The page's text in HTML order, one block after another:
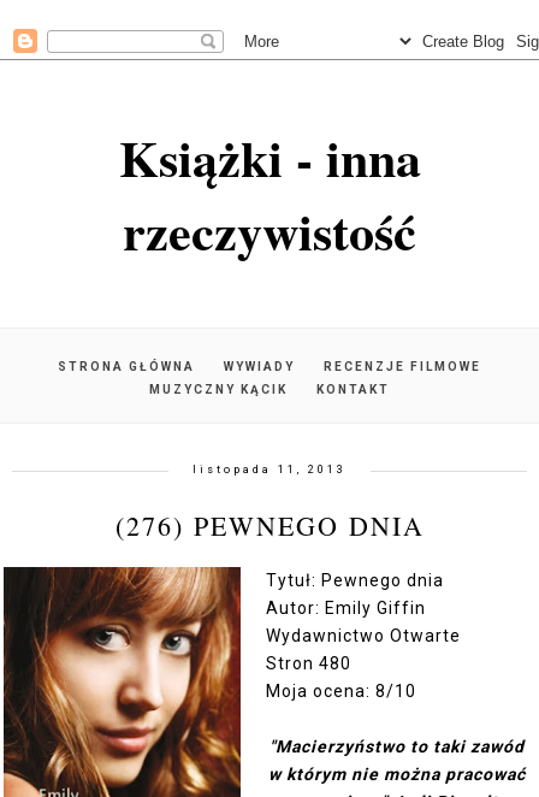
Książki - inna
rzeczywistość
STRONA GŁÓWNA WYWIADY
RECENZJE FILMOWE
MUZYCZNY KĄCIK
KONTAKT
listopada 11, 2013
(276) PEWNEGO DNIA
Tytuł: Pewnego dnia
Autor: Emily Giffin
Wydawnictwo Otwarte
Stron 480
Moja ocena: 8/10
"Macierzyństwo to taki zawód
w którym nie można pracować